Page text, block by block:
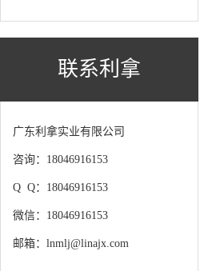
联系利拿
广东利拿实业有限公司
咨询：18046916153
Q Q：18046916153
微信：18046916153
邮箱：lnmlj@linajx.com